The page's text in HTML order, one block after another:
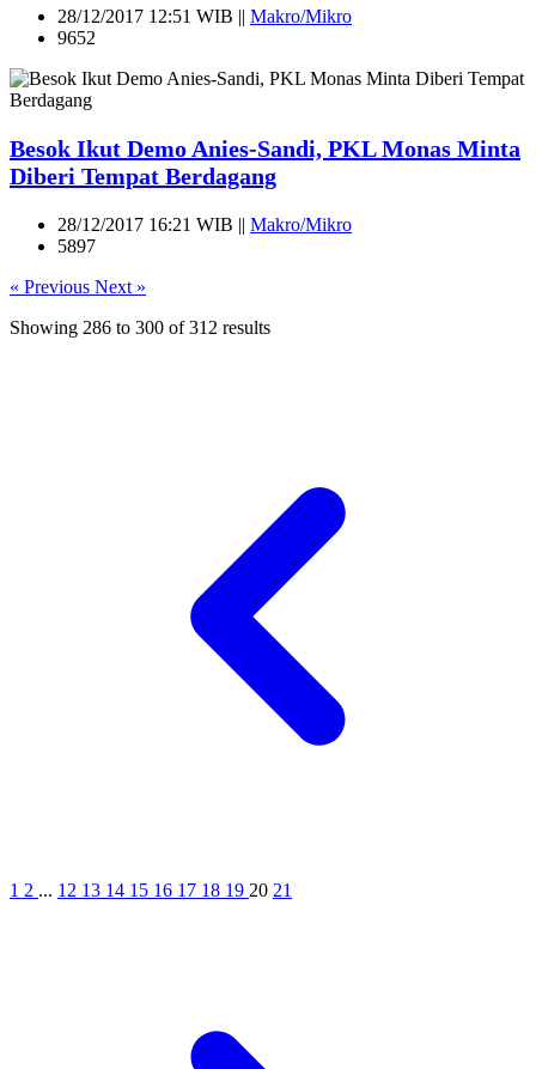
28/12/2017 12:51 WIB || Makro/Mikro
9652
Besok Ikut Demo Anies-Sandi, PKL Monas Minta
Diberi Tempat Berdagang
28/12/2017 16:21 WIB || Makro/Mikro
5897
« Previous Next »
Showing 286 to 300 of312 results
1 2 ... 12 13 14 15 16 17 18 19 20 21